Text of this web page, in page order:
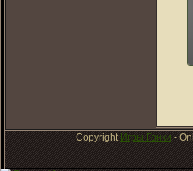
CopyrightИгры Гонки-